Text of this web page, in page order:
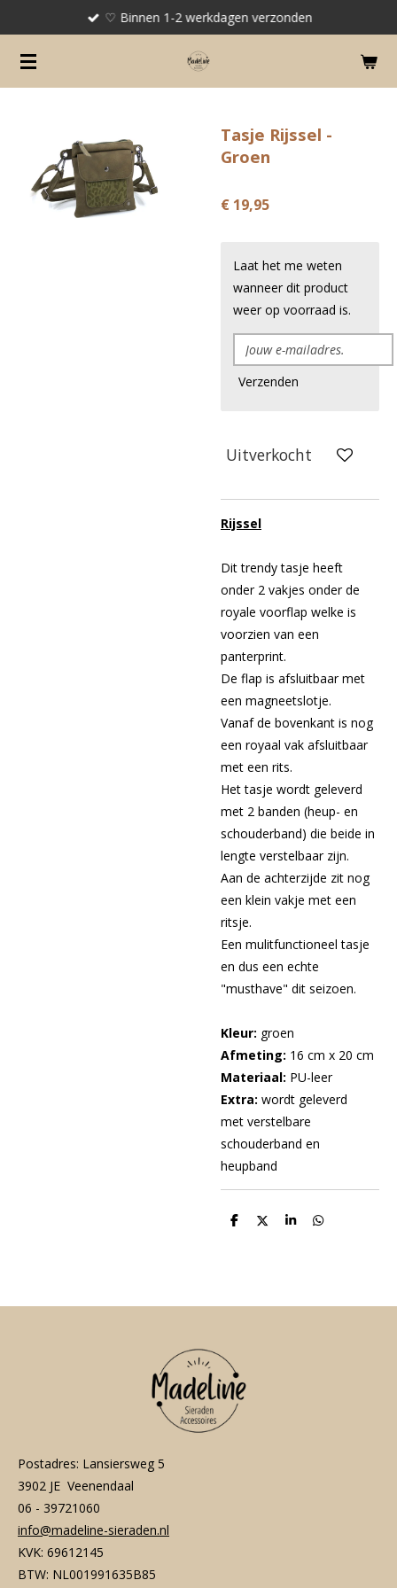
naar
de
♡ Binnen 1-2 werkdagen verzonden
Tasje Rijssel -
Groen
€ 19,95
Laat het me weten
wanneer dit product
weer op voorraad is.
Verzenden
Uitverkocht
Rijssel
Dit trendy tasje heeft
onder 2 vakjes onder de
royale voorflap welke is
voorzien van een
panterprint.
De flap is afsluitbaar met
een magneetslotje.
Vanaf de bovenkant is nog
een royaal vak afsluitbaar
met een rits.
Het tasje wordt geleverd
met 2 banden (heup- en
schouderband) die beide in
lengte verstelbaar zijn.
Aan de achterzijde zit nog
een klein vakje met een
ritsje.
Een mulitfunctioneel tasje
en dus een echte
"musthave" dit seizoen.
Kleur: groen
Afmeting: 16 cm x 20 cm
Materiaal: PU-leer
Extra: wordt geleverd
met verstelbare
schouderband en
heupband
D
D
S
D
Postadres: Lansiersweg 5
3902 JE Veenendaal
06 - 39721060
info@madeline-sieraden.nl
KVK: 69612145
BTW: NL001991635B85